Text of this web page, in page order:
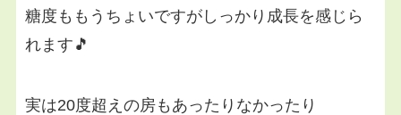
糖度ももうちょいですがしっかり成長を感じら
れます🎵
実は20度超えの房もあったりなかったり